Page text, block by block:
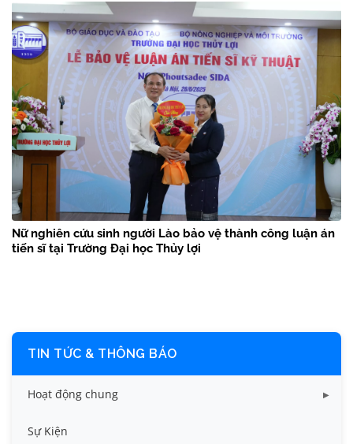
Nữ nghiên cứu sinh người Lào bảo vệ thành công luận án
tiến sĩ tại Trường Đại học Thủy lợi
TIN TỨC & THÔNG BÁO
Hoạt động chung
Tin công tác sinh viên
Sự Kiện